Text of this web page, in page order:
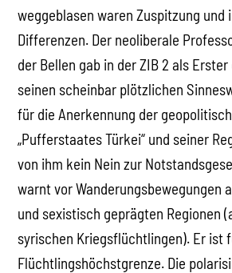
weggeblasen waren Zuspitzung und
Differenzen. Der neoliberale
der Bellen gab in der ZIB 2 als
seinen scheinbar plötzlichen
für die Anerkennung der
„Pufferstaates Türkei“ und seiner
von ihm kein Nein zur
warnt vor Wanderungsbewegungen
und sexistisch geprägten Regionen
syrischen Kriegsflüchtlingen). Er ist
Flüchtlingshöchstgrenze. Die